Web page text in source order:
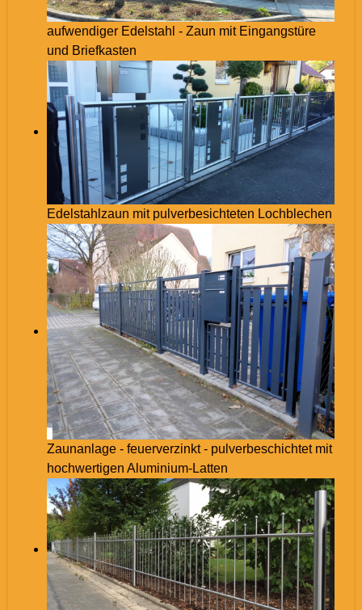
aufwendiger Edelstahl - Zaun mit Eingangstüre
und Briefkasten
Edelstahlzaun mit pulverbesichteten Lochblechen
Zaunanlage - feuerverzinkt - pulverbeschichtet mit
hochwertigen Aluminium-Latten